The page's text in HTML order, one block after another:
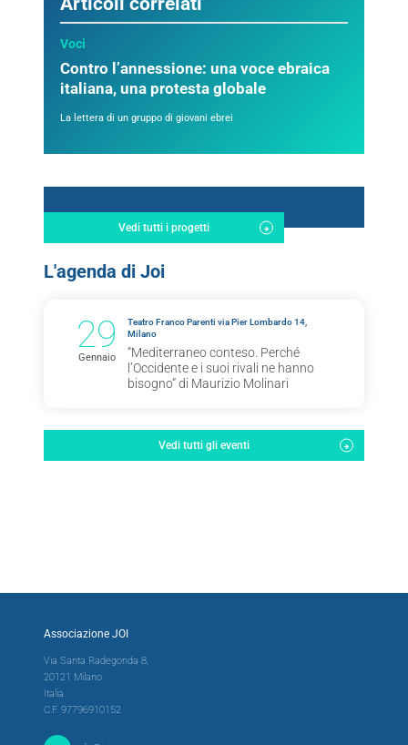
Voci
Contro l’annessione: una voce ebraica
italiana, una protesta globale
La lettera di un gruppo di giovani ebrei
Vedi tutti i progetti
L'agenda di Joi
29
Gennaio
Teatro Franco Parenti via Pier Lombardo 14,
Milano
“Mediterraneo conteso. Perché
l’Occidente e i suoi rivali ne hanno
bisogno” di Maurizio Molinari
Vedi tutti gli eventi
Associazione JOI
Via Santa Radegonda 8,
20121 Milano
Italia
C.F. 97796910152